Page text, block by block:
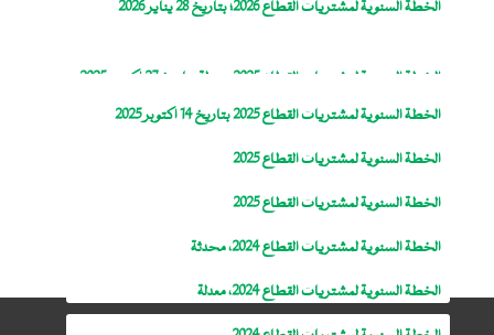
الخطة السنوية لمشتريات القطاع 2026؛ بتاريخ 28 يناير 2026
الخطة السنوية لمشتريات القطاع 2025، معدلة بتاريخ 27 اكتوبر 2025
الخطة السنوية لمشتريات القطاع 2025 بتاريخ 14 اكتوبر 2025
الخطة السنوية لمشتريات القطاع 2025
الخطة السنوية لمشتريات القطاع 2025
الخطة السنوية لمشتريات القطاع 2024، محدثة
الخطة السنوية لمشتريات القطاع 2024، معدلة